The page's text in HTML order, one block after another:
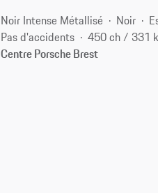
Noir Intense Métallisé Noir
Pas d'accidents
450 ch / 331
Centre Porsche Brest